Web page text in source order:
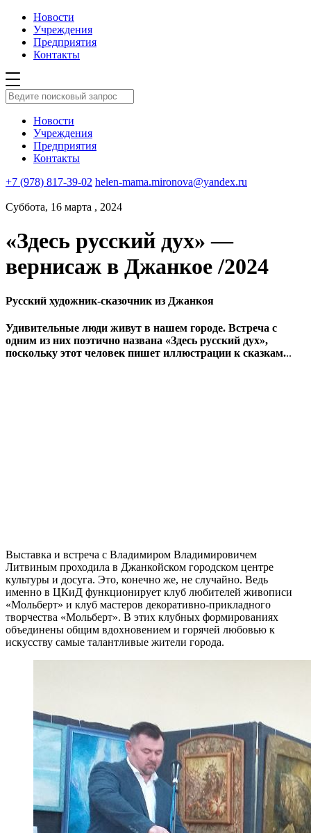
Новости
Учреждения
Предприятия
Контакты
Новости
Учреждения
Предприятия
Контакты
+7 (978) 817-39-02 helen-mama.mironova@yandex.ru
Суббота, 16 марта , 2024
«Здесь русский дух» —
вернисаж в Джанкое /2024
Русский художник-сказочник из Джанкоя
Удивительные люди живут в нашем городе. Встреча с
одним из них поэтично названа «Здесь русский дух»,
поскольку этот человек пишет иллюстрации к сказкам...
Выставка и встреча с Владимиром Владимировичем
Литвиным проходила в Джанкойском городском центре
культуры и досуга. Это, конечно же, не случайно. Ведь
именно в ЦКиД функционирует клуб любителей живописи
«Мольберт» и клуб мастеров декоративно-прикладного
творчества «Мольберт». В этих клубных формированиях
объединены общим вдохновением и горячей любовью к
искусству самые талантливые жители города.